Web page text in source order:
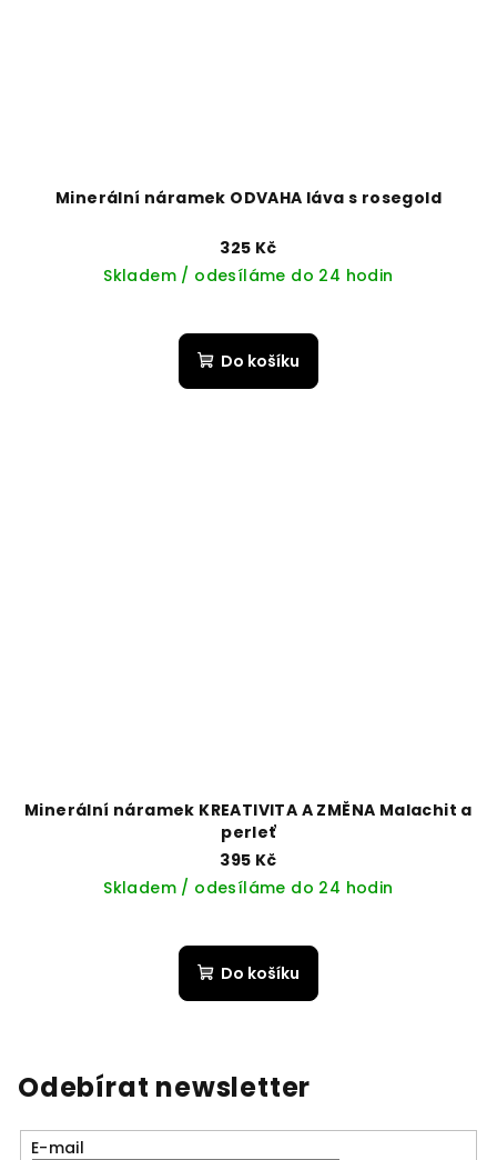
Minerální náramek ODVAHA láva s rosegold
325 Kč
Skladem / odesíláme do 24 hodin
Do košíku
Minerální náramek KREATIVITA A ZMĚNA Malachit a
perleť
395 Kč
Skladem / odesíláme do 24 hodin
Do košíku
Odebírat newsletter
E-mail